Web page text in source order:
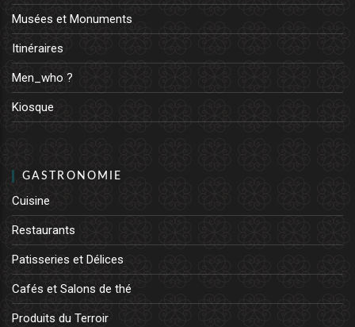
Musées et Monuments
Itinéraires
Men_who ?
Kiosque
GASTRONOMIE
Cuisine
Restaurants
Patisseries et Délices
Cafés et Salons de thé
Produits du Terroir